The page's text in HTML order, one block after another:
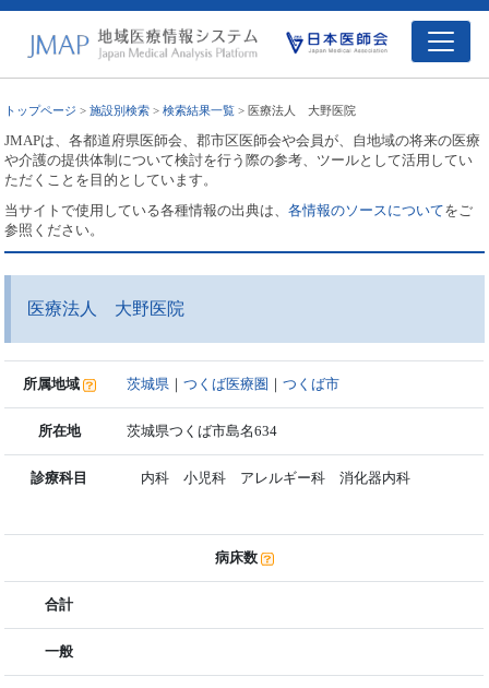
トップページ >施設別検索 >検索結果一覧 > 医療法人 大野医院
JMAPは、各都道府県医師会、郡市区医師会や会員が、自地域の将来の医療
や介護の提供体制について検討を行う際の参考、ツールとして活用してい
ただくことを目的としています。
当サイトで使用している各種情報の出典は、各情報のソースについてをご
参照ください。
医療法人 大野医院
所属地域 茨城県 ｜つくば医療圏 ｜つくば市
所在地 茨城県つくば市島名634
診療科目 内科 小児科 アレルギー科 消化器内科
病床数
合計
一般